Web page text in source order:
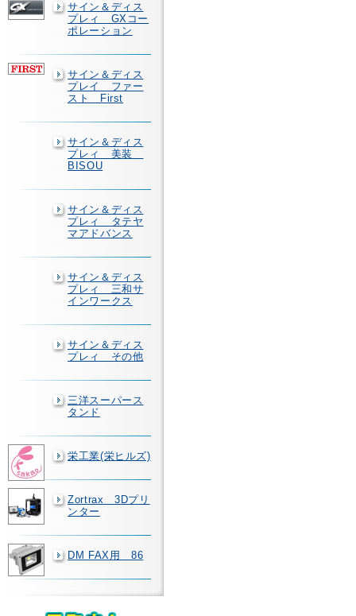
サイン＆ディス
プレィ GXコー
ポレーション
サイン＆ディス
プレイ ファー
スト First
サイン＆ディス
プレィ 美装
BISOU
サイン＆ディス
プレィ タテヤ
マアドバンス
サイン＆ディス
プレィ 三和サ
インワークス
サイン＆ディス
プレィ その他
三洋スーパース
タンド
栄工業(栄ヒルズ)
Zortrax 3Dプリ
ンター
DM FAX用 86